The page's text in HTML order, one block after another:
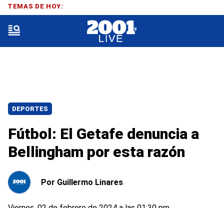
DEPORTES
Fútbol: El Getafe denuncia a
Bellingham por esta razón
Por Guillermo Linares
TEMAS DE HOY: